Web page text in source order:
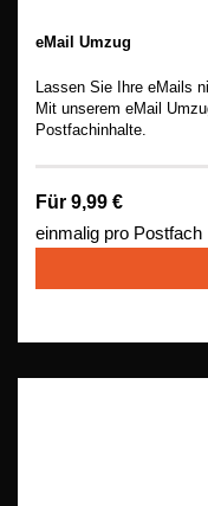
eMail Umzug
Lassen Sie Ihre eMails
Mit unserem eMail
Postfachinhalte.
Für 9,99 €
einmalig pro Postfach